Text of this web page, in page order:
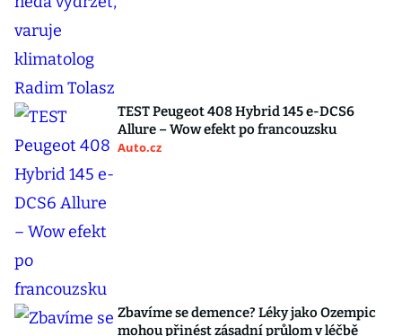
TEST Peugeot 408 Hybrid 145 e-DCS6
Allure – Wow efekt po francouzsku
Auto.cz
Zbavíme se demence? Léky jako Ozempic
mohou přinést zásadní průlom v léčbě